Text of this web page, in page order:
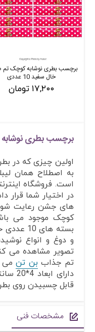
برچسب بطری نوشابه کوچک تم
خال سفید 10 عددی
۱۷,۲۰۰ تومان
برچسب بطری نوشابه
اولین چیزی که در
به اصطلاح همان
است. فروشگاه
در اختیار شما قرار
های جشن رعایت
کوچک موجود می
بسته
و دوغ و انواع
تصویر مشاهده می
تم جذاب بن تنمی
دارای
قابل چسبیدن روی
مشخصات فنی